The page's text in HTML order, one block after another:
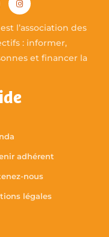
l’association des
: informer,
et financer la
adhérent
nous
légales